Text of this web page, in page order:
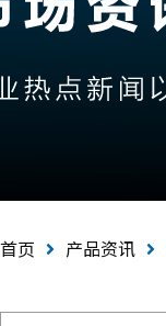
首页 产品资讯